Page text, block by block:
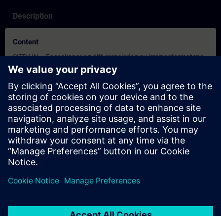
Description
Content
SITRAIN – Egenskaper og diff erensiering av læringsformatene